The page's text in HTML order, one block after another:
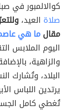
كوالالمبور في
صلاة العيد،
مقالما هي
اليوم الملابس
والزاهية،
البلاد، وتُشارك
يرتدين اللباس
تُغطي كامل